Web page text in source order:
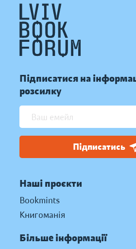
Підписатися на
розсилку
Підписатись
Наші проєкти
Bookmints
Книгоманія
Більше інформації